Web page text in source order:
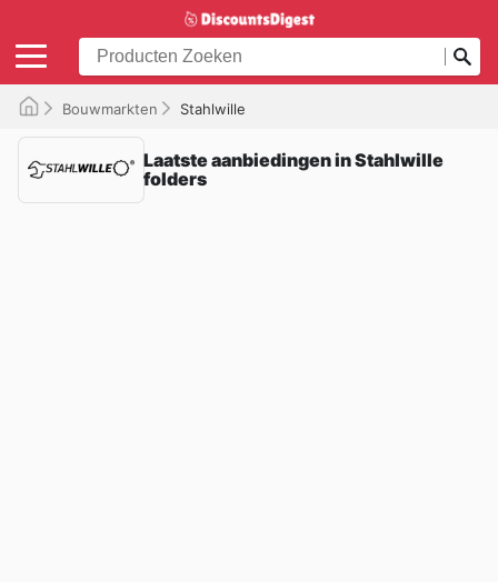
Bouwmarkten Stahlwille
Laatste aanbiedingen in Stahlwille
folders